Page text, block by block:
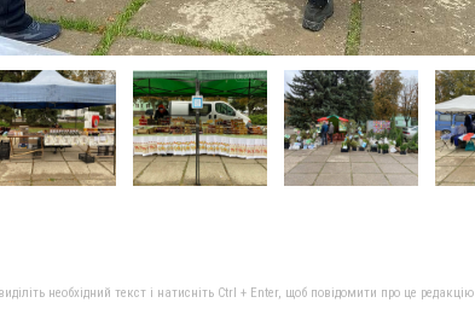
необхідний текст і натисніть Ctrl + Enter, щоб повідомити про це редакцію